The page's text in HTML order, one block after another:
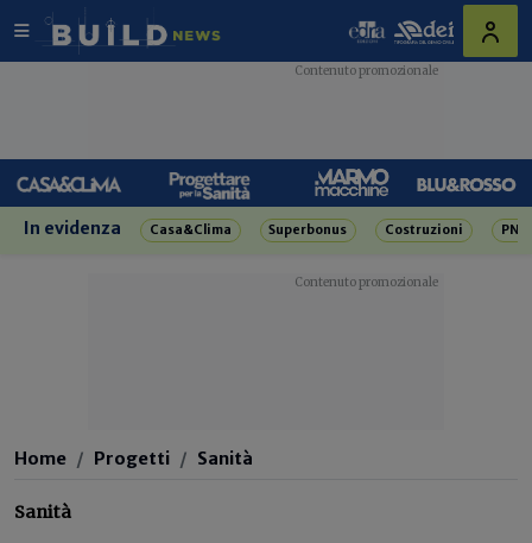
In evidenza Casa&Clima Superbonus Costruzioni
Home Progetti Sanità
Sanità